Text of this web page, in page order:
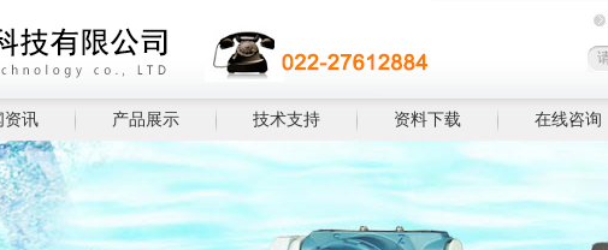
资讯 产品展示 技术支持 资料下载 在线咨询